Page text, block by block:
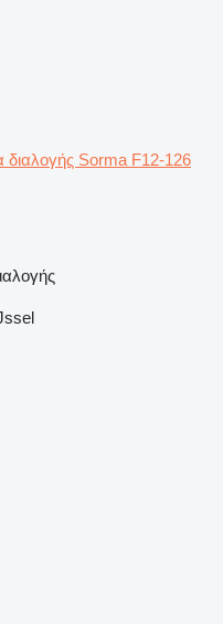
διαλογής Sorma F12-126